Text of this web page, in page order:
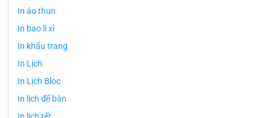
In áo thun
In bao lì xì
In khẩu trang
In Lịch
In Lịch Bloc
In lịch để bàn